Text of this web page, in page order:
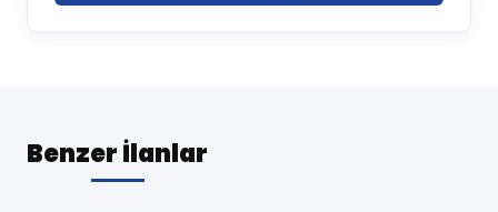
Benzer İlanlar